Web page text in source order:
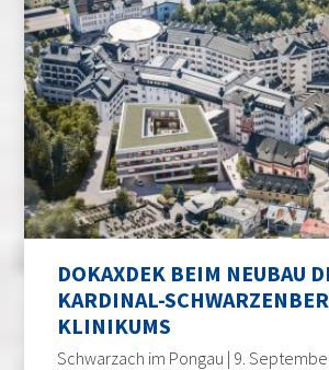
DOKAXDEK BEIM NEUBAU
KARDINAL-
KLINIKUMS
Schwarzach im Pongau | 9.